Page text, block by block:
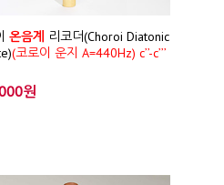
온음계 리코더(Choroi Diatonic
(코로이 운지 A=440Hz) c’’-c’’’
원